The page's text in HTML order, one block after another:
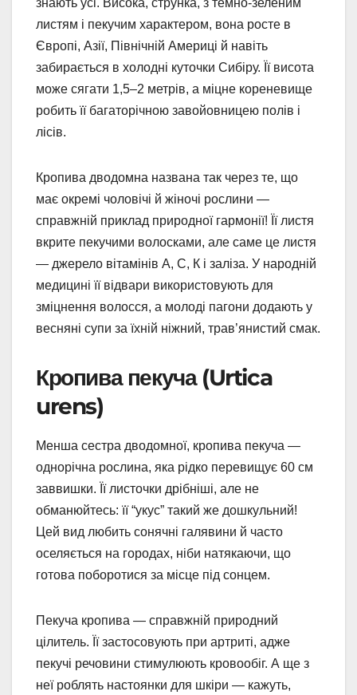
листям і пекучим характером, вона росте в
Європі, Азії, Північній Америці й навіть
забирається в холодні куточки Сибіру. Її висота
може сягати 1,5–2 метрів, а міцне кореневище
робить її багаторічною завойовницею полів і
лісів.
Кропива дводомна названа так через те, що
має окремі чоловічі й жіночі рослини —
справжній приклад природної гармонії! Її листя
вкрите пекучими волосками, але саме це листя
— джерело вітамінів А, С, К і заліза. У народній
медицині її відвари використовують для
зміцнення волосся, а молоді пагони додають у
весняні супи за їхній ніжний, трав’янистий смак.
Кропива пекуча (Urtica
urens)
Менша сестра дводомної, кропива пекуча —
однорічна рослина, яка рідко перевищує 60 см
заввишки. Її листочки дрібніші, але не
обманюйтесь: її “укус” такий же дошкульний!
Цей вид любить сонячні галявини й часто
оселяється на городах, ніби натякаючи, що
готова поборотися за місце під сонцем.
Пекуча кропива — справжній природний
цілитель. Її застосовують при артриті, адже
пекучі речовини стимулюють кровообіг. А ще з
неї роблять настоянки для шкіри — кажуть,